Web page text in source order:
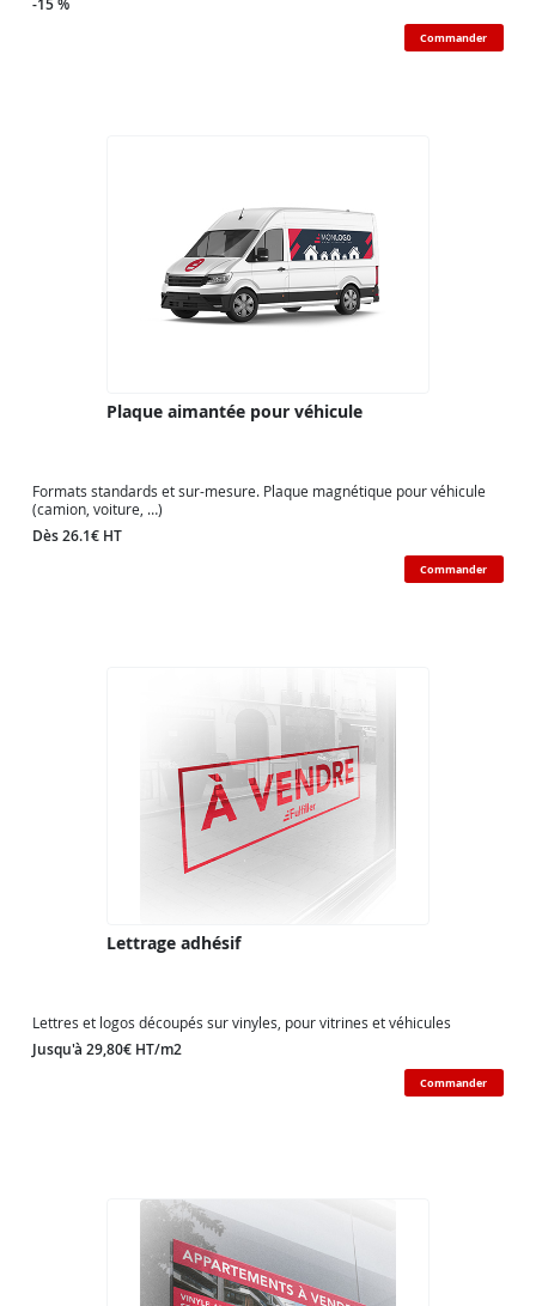
-15 %
Commander
Plaque aimantée pour véhicule
Formats standards et sur-mesure. Plaque magnétique pour véhicule
(camion, voiture, …)
Dès 26.1€ HT
Commander
Lettrage adhésif
Lettres et logos découpés sur vinyles, pour vitrines et véhicules
Jusqu'à 29,80€ HT/m2
Commander